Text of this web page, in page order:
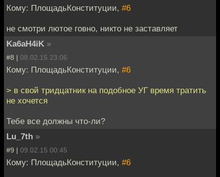
Кому: ПлощадьКонституции, #6
не смотри лютое говно, никто не заставляет
Ka6aH4iK »
#8 | 08.02.15 23:06
Кому: ПлощадьКонституции, #6
> в свой тридцатник на подобное УГ время тратить
не хочется
Тебе все должны что-ли?
Lu_7th »
#9 | 09.02.15 00:45
Кому: ПлощадьКонституции, #6